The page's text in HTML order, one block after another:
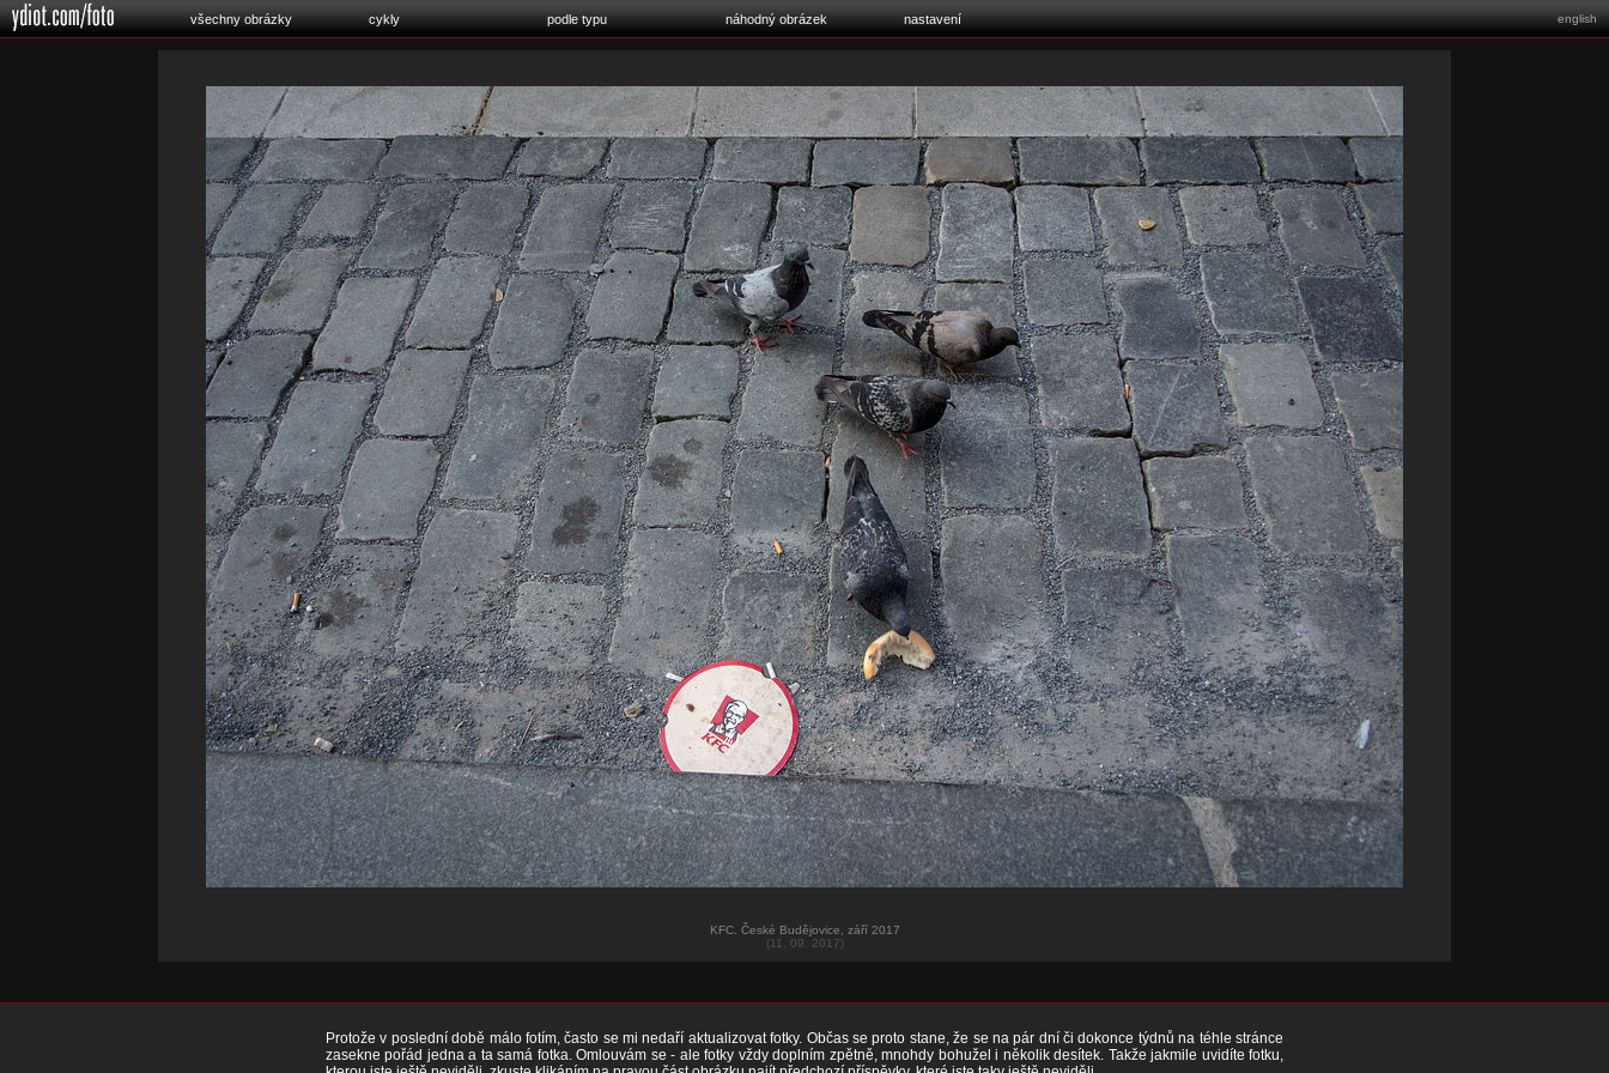
všechny obrázky cykly podle typu náhodný obrázek nastavení english
KFC. České Budějovice, září 2017
(11. 09. 2017)
Protože v poslední době málo fotím, často se mi nedaří aktualizovat fotky. Občas se proto stane, že se na pár dní či dokonce týdnů na téhle stránce
zasekne pořád jedna a ta samá fotka. Omlouvám se - ale fotky vždy doplním zpětně, mnohdy bohužel i několik desítek. Takže jakmile uvidíte fotku,